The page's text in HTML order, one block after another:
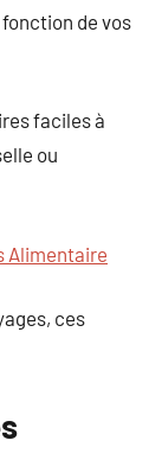
de vos
faciles à
ou
Alimentaire
ces